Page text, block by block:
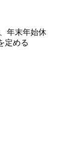
年末年始休
定める